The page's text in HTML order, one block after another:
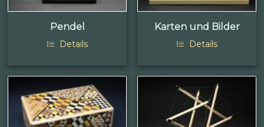
Pendel
Details
Karten und Bilder
Details